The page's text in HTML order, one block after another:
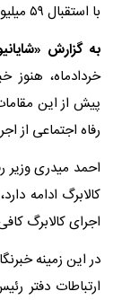
با استقبال ۵۹ میلیون نفری همراه شد.
به گزارش
خردادماه،‌ هنوز
پیش از این
رفاه اجتماعی از
احمد میدری وزیر
اجرای کالابرگ
در این زمینه
ارتباطات دفتر